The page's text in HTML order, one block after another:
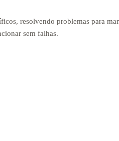
resolvendo problemas para
sem falhas.